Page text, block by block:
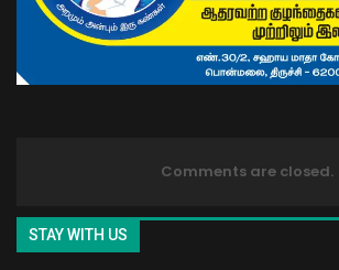
Comments are closed.
STAY WITH US